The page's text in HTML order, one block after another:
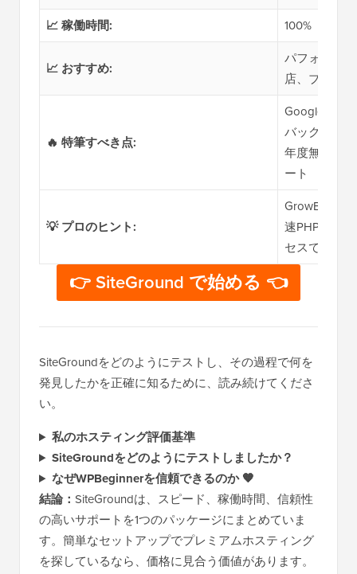
📈 稼働時間:
100%
📈 おすすめ:
パフォーマ
店、ブロガ
🔥 特筆すべき点:
Google
バックアッ
年度無料ド
ート
💡 プロのヒント:
GrowBigプ
速PHP、オ
セスできます
👉 SiteGround で始める 👈
SiteGroundをどのようにテストし、その過程で何を
発見したかを正確に知るために、読み続けてくださ
い。
私のホスティング評価基準
SiteGroundをどのようにテストしましたか？
なぜWPBeginnerを信頼できるのか 🧡
結論： SiteGroundは、スピード、稼働時間、信頼性
の高いサポートを1つのパッケージにまとめていま
す。簡単なセットアップでプレミアムホスティング
を探しているなら、価格に見合う価値があります。